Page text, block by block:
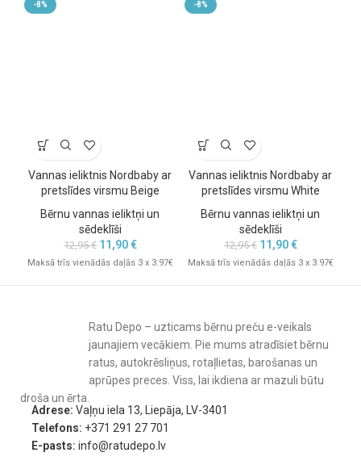
-8%
Vannas ieliktnis Nordbaby ar
pretslīdes virsmu Beige
Bērnu vannas ieliktņi un
sēdeklīši
12,95€ 11,90€
Maksā trīs vienādās daļās 3 x 3.97€
-8%
Vannas ieliktnis Nordbaby ar
pretslīdes virsmu White
Bērnu vannas ieliktņi un
sēdeklīši
12,95€ 11,90€
Maksā trīs vienādās daļās 3 x 3.97€
Ratu Depo – uzticams bērnu preču e-veikals
jaunajiem vecākiem. Pie mums atradīsiet bērnu
ratus, autokrēsliņus, rotaļlietas, barošanas un
aprūpes preces. Viss, lai ikdiena ar mazuli būtu
droša un ērta.
Adrese: Vaļņu iela 13, Liepāja, LV-3401
Telefons: +371 291 27 701
E-pasts: info@ratudepo.lv